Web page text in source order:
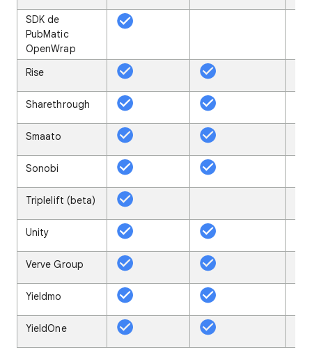
SDK de
PubMatic
OpenWrap
Rise
Sharethrough
Smaato
Sonobi
Triplelift (beta)
Unity
Verve Group
Yieldmo
YieldOne